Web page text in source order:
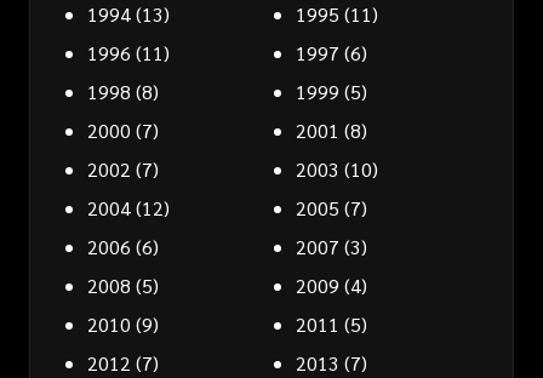
1994(13) 1995 (11)
1996 (11) 1997 (6)
1998 (8) 1999 (5)
2000 (7) 2001 (8)
2002 (7) 2003 (10)
2004(12) 2005 (7)
2006 (6) 2007 (3)
2008 (5) 2009 (4)
2010 (9) 2011 (5)
2012 (7) 2013 (7)